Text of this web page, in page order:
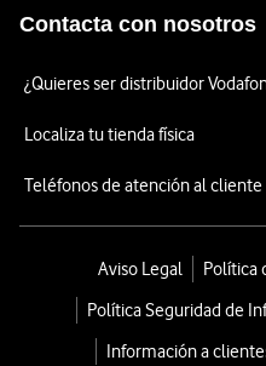
Contacta con nosotros
¿Quieres ser distribuidor
Localiza tu tienda física
Teléfonos de atención al cliente
Aviso Legal
Política
Política Seguridad de
Información a